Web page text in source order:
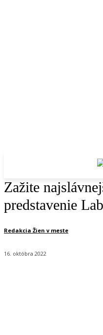
Zažite
predstavenie
Redakcia Žien v meste
16. októbra 2022